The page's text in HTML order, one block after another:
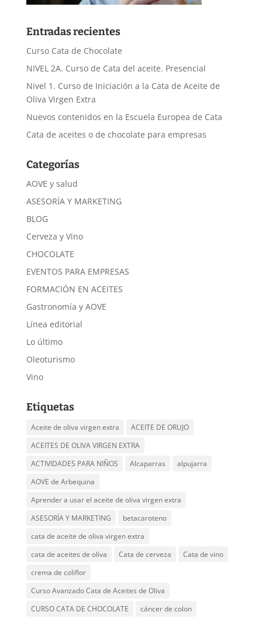
Entradas recientes
Curso Cata de Chocolate
NIVEL 2A. Curso de Cata del aceite. Presencial
Nivel 1. Curso de Iniciación a la Cata de Aceite de
Oliva Virgen Extra
Nuevos contenidos en la Escuela Europea de Cata
Cata de aceites o de chocolate para empresas
Categorías
AOVE y salud
ASESORÍA Y MARKETING
BLOG
Cerveza y Vino
CHOCOLATE
EVENTOS PARA EMPRESAS
FORMACIÓN EN ACEITES
Gastronomía y AOVE
Línea editorial
Lo último
Oleoturismo
Vino
Etiquetas
Aceite de oliva virgen extra
ACEITE DE ORUJO
ACEITES DE OLIVA VIRGEN EXTRA
ACTIVIDADES PARA NIÑOS
Alcaparras
alpujarra
AOVE de Arbequina
Aprender a usar el aceite de oliva virgen extra
ASESORÍA Y MARKETING
betacaroteno
cata de aceite de oliva virgen extra
cata de aceites de oliva
Cata de cerveza
Cata de vino
crema de coliflor
Curso Avanzado Cata de Aceites de Oliva
CURSO CATA DE CHOCOLATE
cáncer de colon